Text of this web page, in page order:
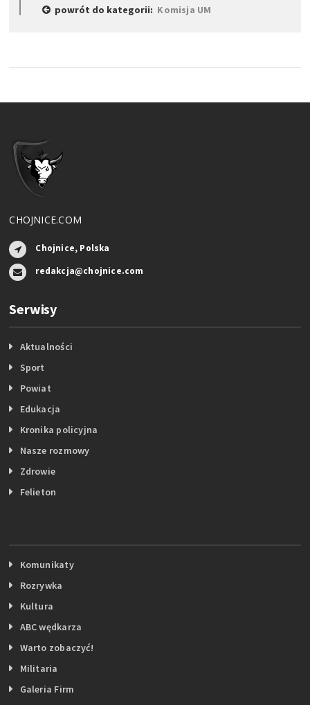
powrót do kategorii: Komisja UM
CHOJNICE.COM
Chojnice, Polska
redakcja@chojnice.com
Serwisy
Aktualności
Sport
Powiat
Edukacja
Kronika policyjna
Nasze rozmowy
Zdrowie
Felieton
Komunikaty
Rozrywka
Kultura
ABC wędkarza
Warto zobaczyć!
Militaria
Galeria Firm